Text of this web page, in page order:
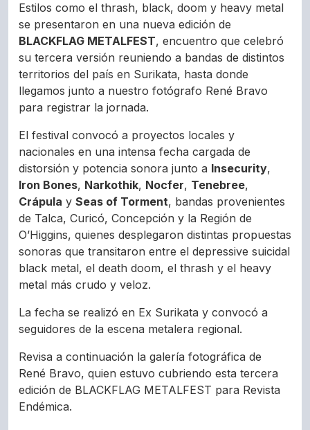
Estilos como el thrash, black, doom y heavy metal
se presentaron en una nueva edición de
BLACKFLAG METALFEST, encuentro que celebró
su tercera versión reuniendo a bandas de distintos
territorios del país en Surikata, hasta donde
llegamos junto a nuestro fotógrafo René Bravo
para registrar la jornada.
El festival convocó a proyectos locales y
nacionales en una intensa fecha cargada de
distorsión y potencia sonora junto a Insecurity,
Iron Bones, Narkothik, Nocfer, Tenebree,
Crápula y Seas of Torment, bandas provenientes
de Talca, Curicó, Concepción y la Región de
O’Higgins, quienes desplegaron distintas propuestas
sonoras que transitaron entre el depressive suicidal
black metal, el death doom, el thrash y el heavy
metal más crudo y veloz.
La fecha se realizó en Ex Surikata y convocó a
seguidores de la escena metalera regional.
Revisa a continuación la galería fotográfica de
René Bravo, quien estuvo cubriendo esta tercera
edición de BLACKFLAG METALFEST para Revista
Endémica.